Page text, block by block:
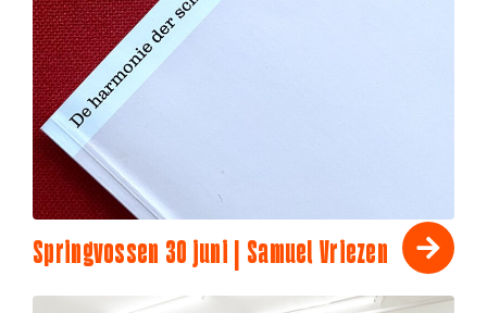
Springvossen 30 juni | Samuel Vriezen